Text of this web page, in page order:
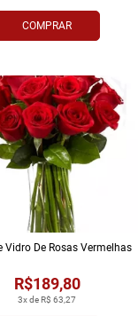
COMPRAR
3x de R$ 63,27
R$189,80
Vidro De Rosas Vermelhas